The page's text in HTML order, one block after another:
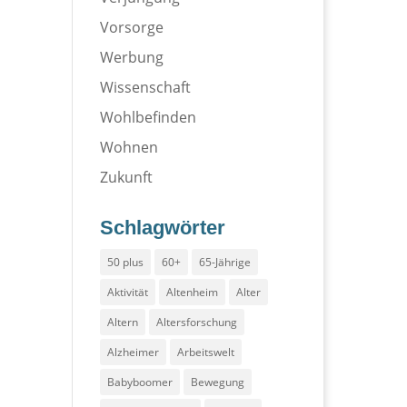
Vorsorge
Werbung
Wissenschaft
Wohlbefinden
Wohnen
Zukunft
Schlagwörter
50 plus 60+
65-Jährige
Aktivität
Altenheim
Alter
Altern
Altersforschung
Alzheimer
Arbeitswelt
Babyboomer
Bewegung